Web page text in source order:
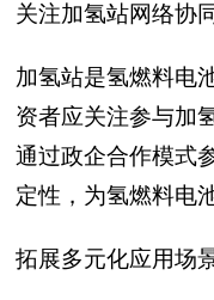
关注加氢站网络协
加氢站是氢燃料电
资者应关注参与加
通过政企合作模式
定性，为氢燃料电
拓展多元化应用场